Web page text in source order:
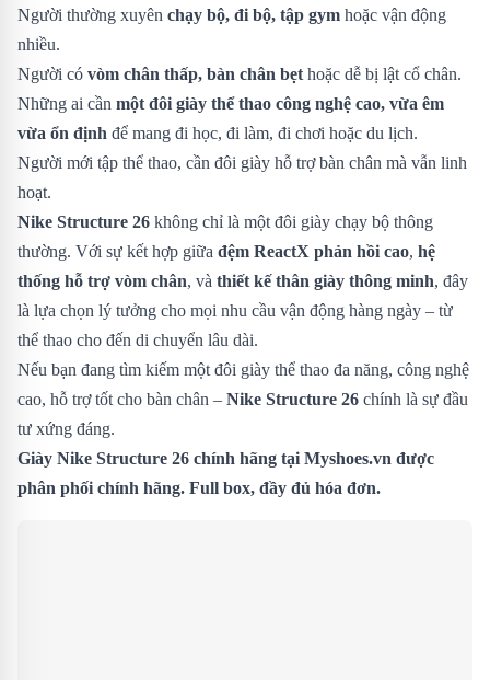
Người thường xuyên chạy bộ, đi bộ, tập gym hoặc vận động
nhiều.
Người có vòm chân thấp, bàn chân bẹt hoặc dễ bị lật cổ chân.
Những ai cần một đôi giày thể thao công nghệ cao, vừa êm
vừa ổn định để mang đi học, đi làm, đi chơi hoặc du lịch.
Người mới tập thể thao, cần đôi giày hỗ trợ bàn chân mà vẫn linh
hoạt.
Nike Structure 26 không chỉ là một đôi giày chạy bộ thông
thường. Với sự kết hợp giữa đệm ReactX phản hồi cao, hệ
thống hỗ trợ vòm chân, và thiết kế thân giày thông minh, đây
là lựa chọn lý tưởng cho mọi nhu cầu vận động hàng ngày – từ
thể thao cho đến di chuyển lâu dài.
Nếu bạn đang tìm kiếm một đôi giày thể thao đa năng, công nghệ
cao, hỗ trợ tốt cho bàn chân – Nike Structure 26 chính là sự đầu
tư xứng đáng.
Giày Nike Structure 26 chính hãng tại Myshoes.vn được
phân phối chính hãng. Full box, đầy đủ hóa đơn.